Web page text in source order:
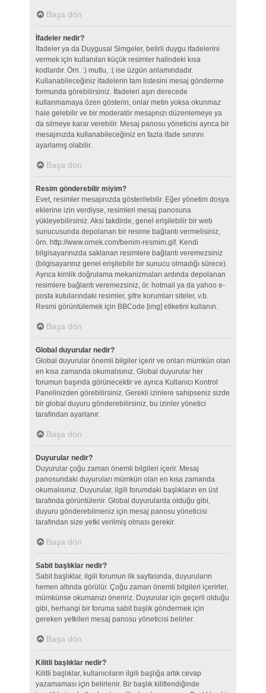
Başa dön
İfadeler nedir?
İfadeler ya da Duygusal Simgeler, belirli duygu ifadelerini
vermek için kullanılan küçük resimler halindeki kısa
kodlardır. Örn. :) mutlu, :( ise üzgün anlamındadır.
Kullanabileceğiniz ifadelerin tam listesini mesaj gönderme
formunda görebilirsiniz. İfadeleri aşırı derecede
kullanmamaya özen gösterin, onlar metin yoksa okunmaz
hale gelebilir ve bir moderatör mesajınızı düzenlemeye ya
da silmeye karar verebilir. Mesaj panosu yöneticisi ayrıca bir
mesajınızda kullanabileceğiniz en fazla ifade sınırını
ayarlamış olabilir.
Başa dön
Resim gönderebilir miyim?
Evet, resimler mesajınızda gösterilebilir. Eğer yönetim dosya
eklerine izin verdiyse, resimleri mesaj panosuna
yükleyebilirsiniz. Aksi takdirde, genel erişilebilir bir web
sunucusunda depolanan bir resime bağlantı vermelisiniz,
örn. http://www.ornek.com/benim-resmim.gif. Kendi
bilgisayarınızda saklanan resimlere bağlantı veremezsiniz
(bilgisayarınız genel erişilebilir bir sunucu olmadığı sürece).
Ayrıca kimlik doğrulama mekanizmaları ardında depolanan
resimlere bağlantı veremezsiniz, ör. hotmail ya da yahoo e-
posta kutularındaki resimler, şifre korumları siteler, v.b.
Resmi görüntülemek için BBCode [img] etiketini kullanın.
Başa dön
Global duyurular nedir?
Global duyurular önemli bilgiler içerir ve onları mümkün olan
en kısa zamanda okumalısınız. Global duyurular her
forumun başında görünecektir ve ayrıca Kullanıcı Kontrol
Panelinizden görebilirsiniz. Gerekli izinlere sahipseniz sizde
bir global duyuru gönderebilirsiniz, bu izinler yönetici
tarafından ayarlanır.
Başa dön
Duyurular nedir?
Duyurular çoğu zaman önemli bilgileri içerir. Mesaj
panosundaki duyuruları mümkün olan en kısa zamanda
okumalısınız. Duyurular, ilgili forumdaki başlıkların en üst
tarafında görüntülenir. Global duyurularda olduğu gibi,
duyuru gönderebilmeniz için mesaj panosu yöneticisi
tarafından size yetki verilmiş olması gerekir.
Başa dön
Sabit başlıklar nedir?
Sabit başlıklar, ilgili forumun ilk sayfasında, duyuruların
hemen altında görülür. Çoğu zaman önemli bilgileri içerirler,
mümkünse okumanızı öneririz. Duyurular için geçerli olduğu
gibi, herhangi bir foruma sabit başlık göndermek için
gereken yetkileri mesaj panosu yöneticisi belirler.
Başa dön
Kilitli başlıklar nedir?
Kilitli başlıklar, kullanıcıların ilgili başlığa artık cevap
yazamaması için belirlenir. Bir başlık kilitlendiğinde